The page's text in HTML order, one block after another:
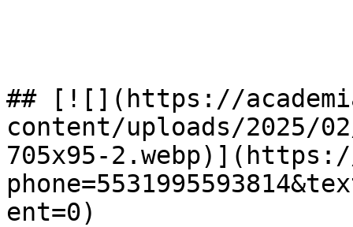
## [![](https://
content/uploads/2025/
705x95-
ent=0)